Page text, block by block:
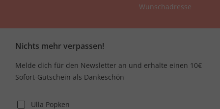
Wunschadresse
Nichts mehr verpassen!
Melde dich für den Newsletter an und erhalte einen 10€
Sofort-Gutschein als Dankeschön
Ulla Popken